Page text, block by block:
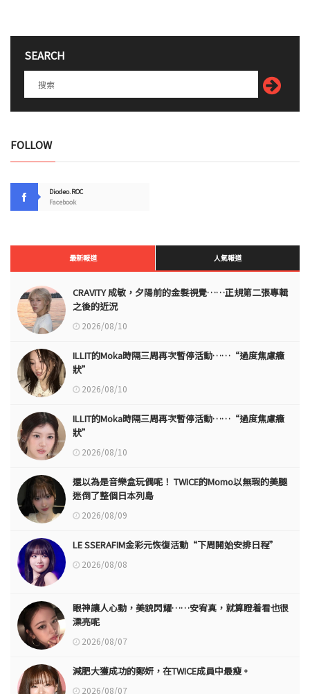
SEARCH
FOLLOW
Diodeo.ROC
Facebook
最新報道 人氣報道
CRAVITY 成敏，夕陽前的金髮視覺……正規第二張專輯
之後的近況
2026/08/10
ILLIT的Moka時隔三周再次暫停活動……“過度焦慮癥
狀”
2026/08/10
ILLIT的Moka時隔三周再次暫停活動……“過度焦慮癥
狀”
2026/08/10
還以為是音樂盒玩偶呢！ TWICE的Momo以無瑕的美腿
迷倒了整個日本列島
2026/08/09
LE SSERAFIM金彩元恢復活動“下周開始安排日程”
2026/08/08
眼神讓人心動，美貌閃耀……安宥真，就算瞪着看也很
漂亮呢
2026/08/07
減肥大獲成功的鄭妍，在TWICE成員中最瘦。
2026/08/07